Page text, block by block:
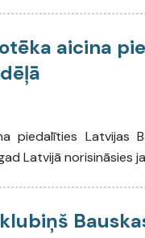
aicina
piedalīties Latvijas
Latvijā norisināsies